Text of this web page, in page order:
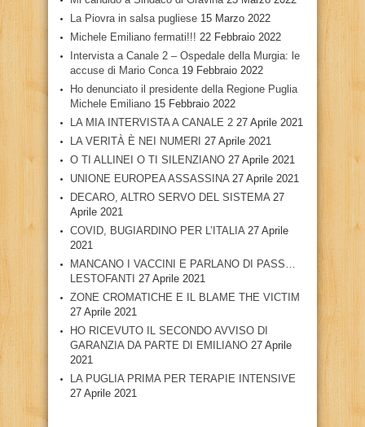
La Piovra in salsa pugliese 15 Marzo 2022
Michele Emiliano fermati!!! 22 Febbraio 2022
Intervista a Canale 2 – Ospedale della Murgia: le
accuse di Mario Conca 19 Febbraio 2022
Ho denunciato il presidente della Regione Puglia
Michele Emiliano 15 Febbraio 2022
LA MIA INTERVISTA A CANALE 2 27 Aprile 2021
LA VERITÀ È NEI NUMERI 27 Aprile 2021
O TI ALLINEI O TI SILENZIANO 27 Aprile 2021
UNIONE EUROPEA ASSASSINA 27 Aprile 2021
DECARO, ALTRO SERVO DEL SISTEMA 27
Aprile 2021
COVID, BUGIARDINO PER L’ITALIA 27 Aprile
2021
MANCANO I VACCINI E PARLANO DI PASS…
LESTOFANTI 27 Aprile 2021
ZONE CROMATICHE E IL BLAME THE VICTIM
27 Aprile 2021
HO RICEVUTO IL SECONDO AVVISO DI
GARANZIA DA PARTE DI EMILIANO 27 Aprile
2021
LA PUGLIA PRIMA PER TERAPIE INTENSIVE
27 Aprile 2021